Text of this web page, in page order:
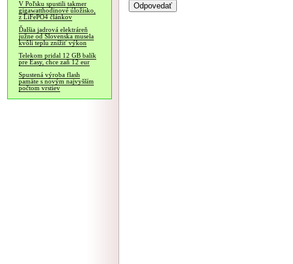
V Poľsku spustili takmer
gigawatthodinové úložisko,
z LiFePO4 článkov
Ďalšia jadrová elektráreň
južne od Slovenska musela
kvôli teplu znížiť výkon
Telekom pridal 12 GB balík
pre Easy, chce zaň 12 eur
Spustená výroba flash
pamäte s novým najvyšším
počtom vrstiev